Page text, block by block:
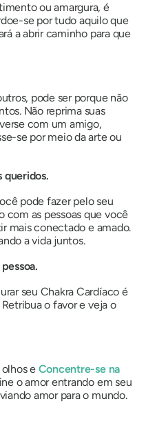
ou amargura, é
se por tudo aquilo que
a abrir caminho para que
pode ser porque não
Não reprima suas
com um amigo,
se por meio da arte ou
queridos.
pode fazer pelo seu
com as pessoas que você
mais conectado e amado.
a vida juntos.
seu Chakra Cardíaco é
o favor e veja o
e Concentre-se na
o amor entrando em seu
amor para o mundo.